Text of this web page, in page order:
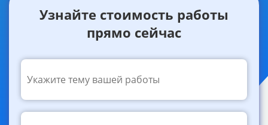
Узнайте стоимость работы
прямо сейчас